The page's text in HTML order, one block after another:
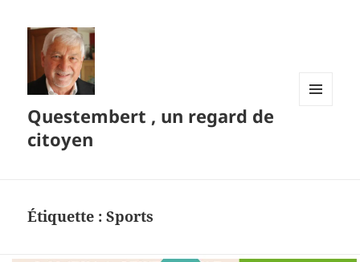
Questembert , un regard de
citoyen
Étiquette :Sports